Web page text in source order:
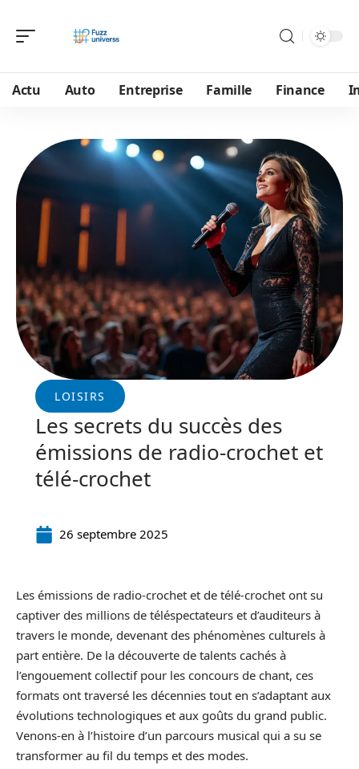
Actu Auto Entreprise Famille Finance
LOISIRS
Les secrets du succès des
émissions de radio-crochet et
télé-crochet
26 septembre 2025
Les émissions de radio-crochet et de télé-crochet ont su
captiver des millions de téléspectateurs et d’auditeurs à
travers le monde, devenant des phénomènes culturels à
part entière. De la découverte de talents cachés à
l’engouement collectif pour les concours de chant, ces
formats ont traversé les décennies tout en s’adaptant aux
évolutions technologiques et aux goûts du grand public.
Venons-en à l’histoire d’un parcours musical qui a su se
transformer au fil du temps et des modes.